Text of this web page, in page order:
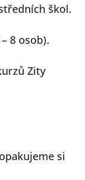
škol.
8 osob).
Zity
si